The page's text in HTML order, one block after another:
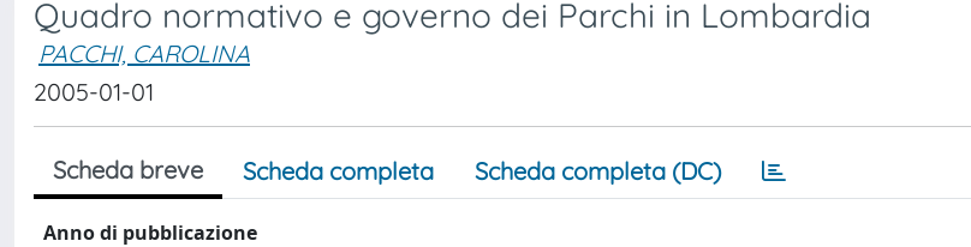
Quadro normativo e governo dei Parchi in Lombardia
PACCHI, CAROLINA
2005-01-01
Scheda breve Scheda completa Scheda completa (DC)
Anno di pubblicazione